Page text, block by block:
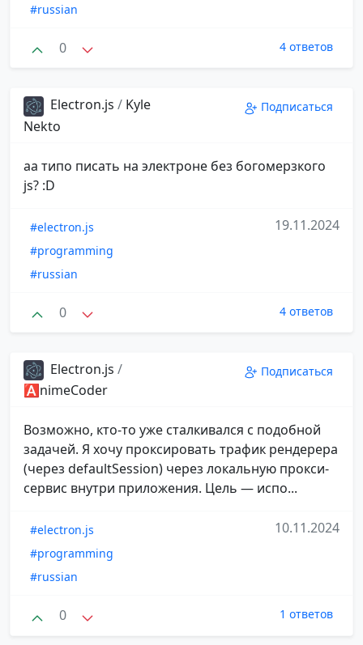
#russian
0 4 ответов
Electron.js / Kyle
Nekto
Подписаться
аа типо писать на электроне без богомерзкого
js? :D
#electron.js
#programming
#russian
19.11.2024
0 4 ответов
Electron.js /
🅰️nimeCoder
Подписаться
Возможно, кто-то уже сталкивался с подобной
задачей. Я хочу проксировать трафик рендерера
(через defaultSession) через локальную прокси-
сервис внутри приложения. Цель — испо...
#electron.js
#programming
#russian
10.11.2024
0 1 ответов